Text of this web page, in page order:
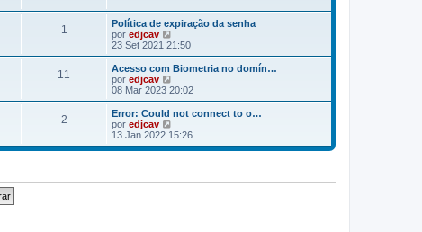
g
e
e
n
a
g
e
i
m
m
e
n
a
g
e
1
Política de expiração da senha
por edjcav
e
r
ú
t
a
m
e
n
g
23 Set 2021 21:50
11
Acesso com Biometria no domín…
por edjcav
e
r
ú
t
m
e
08 Mar 2023 20:02
2
Error: Could not connect to o…
por edjcav
e
r
13 Jan 2022 15:26